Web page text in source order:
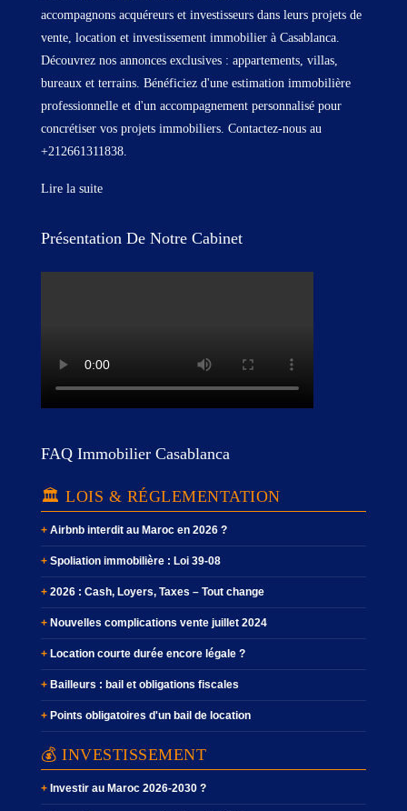
accompagnons acquéreurs et investisseurs dans leurs projets de
vente, location et investissement immobilier à Casablanca.
Découvrez nos annonces exclusives : appartements, villas,
bureaux et terrains. Bénéficiez d'une estimation immobilière
professionnelle et d'un accompagnement personnalisé pour
concrétiser vos projets immobiliers. Contactez-nous au
+212661311838.
Lire la suite
Présentation De Notre Cabinet
FAQ Immobilier Casablanca
🏛️ LOIS & RÉGLEMENTATION
Airbnb interdit au Maroc en 2026 ?
Spoliation immobilière : Loi 39-08
2026 : Cash, Loyers, Taxes – Tout change
Nouvelles complications vente juillet 2024
Location courte durée encore légale ?
Bailleurs : bail et obligations fiscales
Points obligatoires d'un bail de location
💰 INVESTISSEMENT
Investir au Maroc 2026-2030 ?